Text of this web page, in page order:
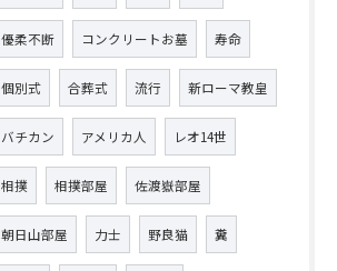
優柔不断 コンクリートお墓 寿命
個別式 合葬式 流行 新ローマ教皇
バチカン アメリカ人 レオ14世
相撲 相撲部屋 佐渡嶽部屋
朝日山部屋 力士 野良猫 糞